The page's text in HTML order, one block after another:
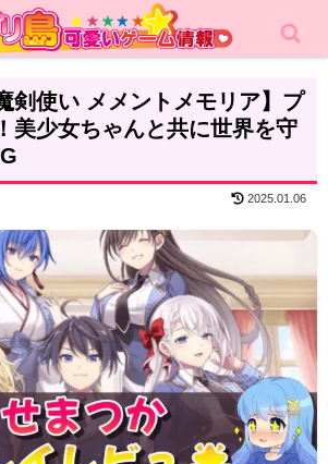
ー RPG
剣使い メメントメモリア】プ
美少女ちゃんと共に世界を守
2025.01.06